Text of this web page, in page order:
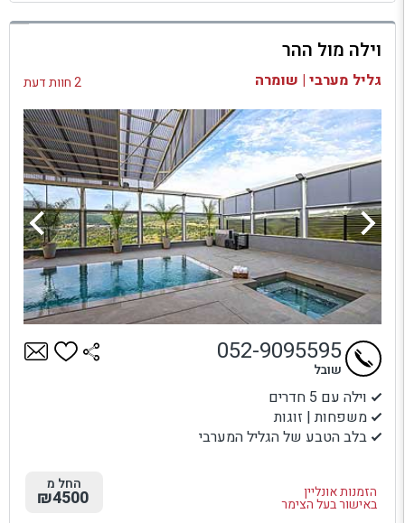
למתחם זה
בדיקת זמינות ומחירים
וילה מול ההר
גליל מערבי | שומרה 2 חוות דעת
וילה עם 5 חדרים
משפחות | זוגות
בלב הטבע של הגליל המערבי
הזמנות אונליין
באישור בעל הצימר
052-9095595
שובל
החל מ
₪4500